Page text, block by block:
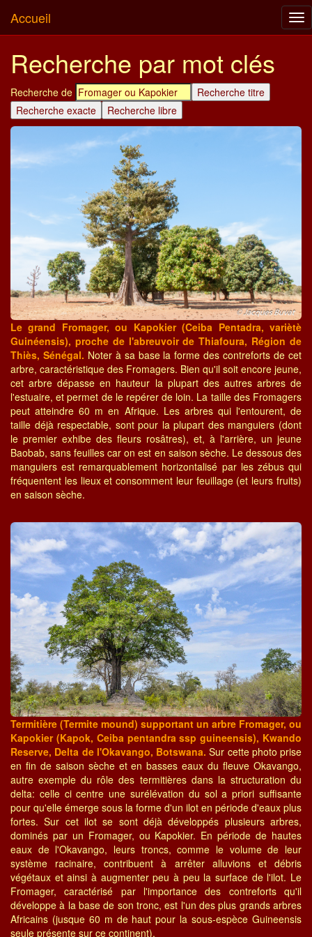
Accueil
Recherche par mot clés
Recherche de
Le grand Fromager, ou Kapokier (Ceiba Pentadra, variètè
Guinéensis), proche de l'abreuvoir de Thiafoura, Région de
Thiès, Sénégal. Noter à sa base la forme des contreforts de cet
arbre, caractéristique des Fromagers. Bien qu'il soit encore jeune,
cet arbre dépasse en hauteur la plupart des autres arbres de
l'estuaire, et permet de le repérer de loin. La taille des Fromagers
peut atteindre 60 m en Afrique. Les arbres qui l'entourent, de
taille déjà respectable, sont pour la plupart des manguiers (dont
le premier exhibe des fleurs rosâtres), et, à l'arrière, un jeune
Baobab, sans feuilles car on est en saison sèche. Le dessous des
manguiers est remarquablement horizontalisé par les zébus qui
fréquentent les lieux et consomment leur feuillage (et leurs fruits)
en saison sèche.
Termitière (Termite mound) supportant un arbre Fromager, ou
Kapokier (Kapok, Ceiba pentandra ssp guineensis), Kwando
Reserve, Delta de l'Okavango, Botswana. Sur cette photo prise
en fin de saison sèche et en basses eaux du fleuve Okavango,
autre exemple du rôle des termitières dans la structuration du
delta: celle ci centre une surélévation du sol a priori suffisante
pour qu'elle émerge sous la forme d'un ilot en période d'eaux plus
fortes. Sur cet ilot se sont déjà développés plusieurs arbres,
dominés par un Fromager, ou Kapokier. En période de hautes
eaux de l'Okavango, leurs troncs, comme le volume de leur
système racinaire, contribuent à arrêter alluvions et débris
végétaux et ainsi à augmenter peu à peu la surface de l'ilot. Le
Fromager, caractérisé par l'importance des contreforts qu'il
développe à la base de son tronc, est l'un des plus grands arbres
Africains (jusque 60 m de haut pour la sous-espèce Guineensis
seule présente sur ce continent).